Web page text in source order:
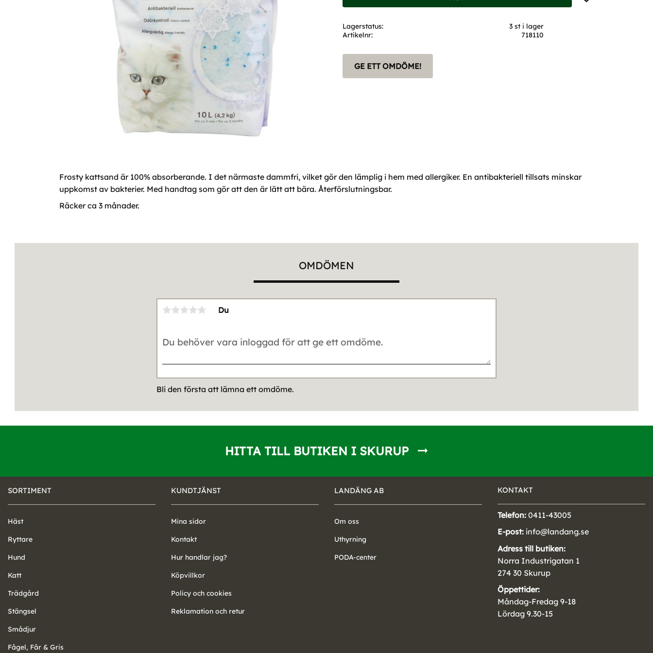
Lagerstatus
3 st i lager
Artikelnr
718110
GE ETT OMDÖME!
Frosty kattsand är 100% absorberande. I det närmaste dammfri, vilket gör den lämplig i hem med allergiker. En antibakteriell tillsats minskar
uppkomst av bakterier. Med handtag som gör att den är lätt att bära. Återförslutningsbar.
Räcker ca 3 månader.
OMDÖMEN
Du
Bli den första att lämna ett omdöme.
HITTA TILL BUTIKEN I SKURUP
SORTIMENT
Häst
Ryttare
Hund
Katt
Trädgård
Stängsel
Smådjur
Fågel, Får & Gris
KUNDTJÄNST
Mina sidor
Kontakt
Hur handlar jag?
Köpvillkor
Policy och cookies
Reklamation och retur
LANDÄNG AB
Om oss
Uthyrning
PODA-center
KONTAKT
Telefon: 0411-43005
E-post: info@landang.se
Adress till butiken:
Norra Industrigatan 1
274 30 Skurup
Öppettider:
Måndag-Fredag 9-18
Lördag 9.30-15